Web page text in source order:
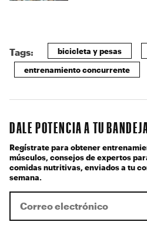
Tags: bicicleta y pesas
entrenamiento concurrente
DALE POTENCIA A TU
Regístrate para obtener
músculos, consejos de expertos
comidas nutritivas, enviados a tu
semana.